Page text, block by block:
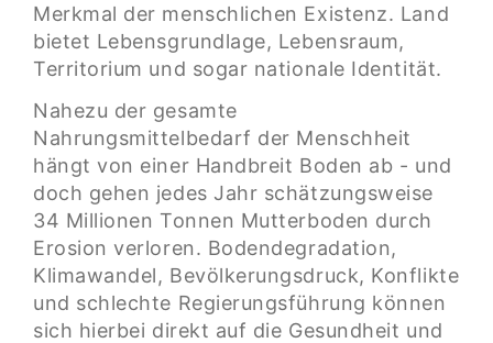
Merkmal der menschlichen Existenz. Land
bietet Lebensgrundlage, Lebensraum,
Territorium und sogar nationale Identität.
Nahezu der gesamte
Nahrungsmittelbedarf der Menschheit
hängt von einer Handbreit Boden ab - und
doch gehen jedes Jahr schätzungsweise
34 Millionen Tonnen Mutterboden durch
Erosion verloren. Bodendegradation,
Klimawandel, Bevölkerungsdruck, Konflikte
und schlechte Regierungsführung können
sich hierbei direkt auf die Gesundheit und